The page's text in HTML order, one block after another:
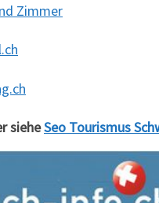
Zimmer
sieheSeo Tourismus